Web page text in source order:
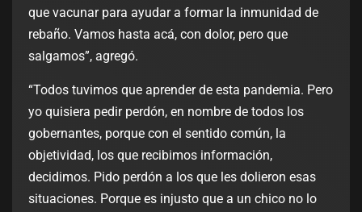
que vacunar para ayudar a formar la inmunidad de
rebaño. Vamos hasta acá, con dolor, pero que
salgamos”, agregó.
“Todos tuvimos que aprender de esta pandemia. Pero
yo quisiera pedir perdón, en nombre de todos los
gobernantes, porque con el sentido común, la
objetividad, los que recibimos información,
decidimos. Pido perdón a los que les dolieron esas
situaciones. Porque es injusto que a un chico no lo